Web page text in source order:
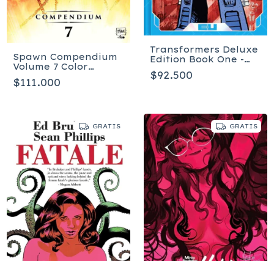
Spawn Compendium
Volume 7 Color
Edition - Tapa blanda
$111.000
Transformers Deluxe
Edition Book One -
Tapa dura
$92.500
GRATIS GRATIS